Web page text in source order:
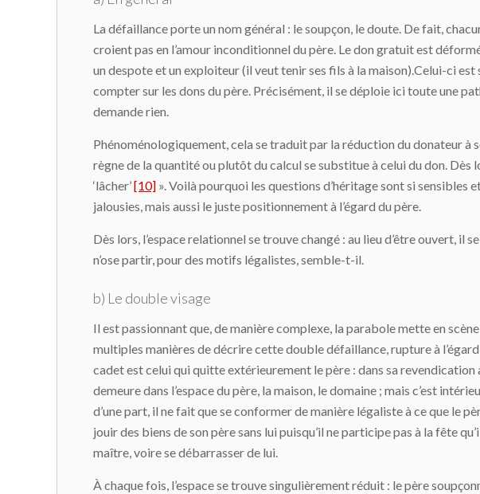
La défaillance porte un nom général : le soupçon, le doute. De fait,
croient pas en l’amour inconditionnel du père. Le don gratuit est
un despote et un exploiteur (il veut tenir ses fils à la maison).Celui-ci
compter sur les dons du père. Précisément, il se déploie ici toute une
demande rien.
Phénoménologiquement, cela se traduit par la réduction du donateur à
règne de la quantité ou plutôt du calcul se substitue à celui du don. Dès
‘lâcher’[10] ». Voilà pourquoi les questions d’héritage sont si sensibles
jalousies, mais aussi le juste positionnement à l’égard du père.
Dès lors, l’espace relationnel se trouve changé : au lieu d’être ouvert,
n’ose partir, pour des motifs légalistes, semble-t-il.
b) Le double visage
Il est passionnant que, de manière complexe, la parabole mette en
multiples manières de décrire cette double défaillance, rupture à
cadet est celui qui quitte extérieurement le père : dans sa
demeure dans l’espace du père, la maison, le domaine ; mais c’est
d’une part, il ne fait que se conformer de manière légaliste à ce que le
jouir des biens de son père sans lui puisqu’il ne participe pas à la fête
maître, voire se débarrasser de lui.
À chaque fois, l’espace se trouve singulièrement réduit : le père